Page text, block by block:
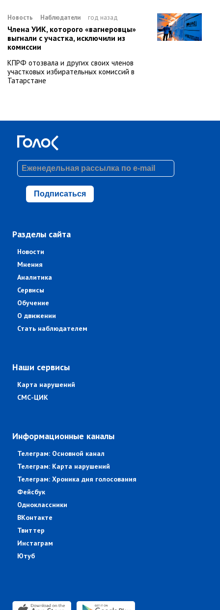
Новость Наблюдатели год назад
Члена УИК, которого «вагнеровцы»
выгнали с участка, исключили из
комиссии
КПРФ отозвала и других своих членов
участковых избирательных комиссий в
Татарстане
Подписаться
Разделы сайта
Новости
Мнения
Аналитика
Сервисы
Обучение
О движении
Стать наблюдателем
Наши сервисы
Карта нарушений
СМС-ЦИК
Информационные каналы
Телеграм: Основной канал
Телеграм: Карта нарушений
Телеграм: Хроника дня голосования
Фейсбук
Одноклассники
ВКонтакте
Твиттер
Инстаграм
Ютуб